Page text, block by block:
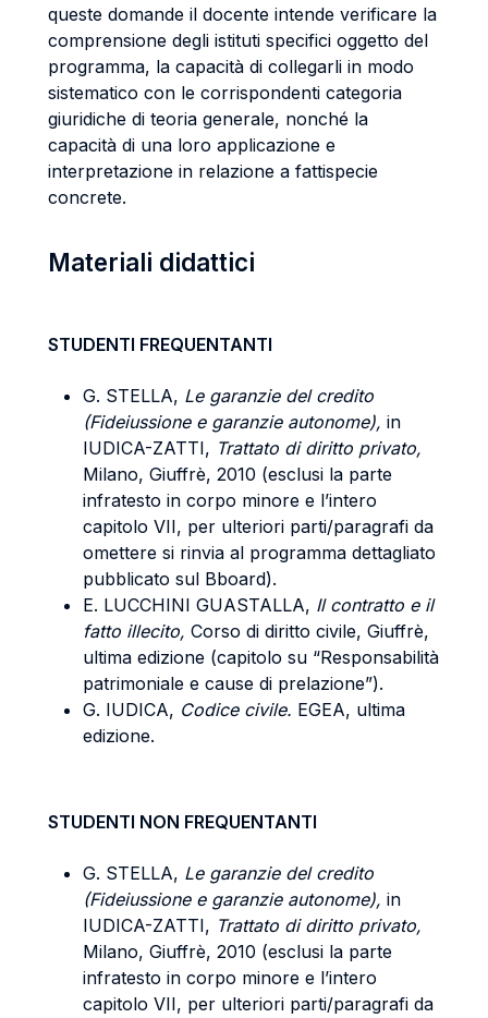
queste domande il docente intende verificare la
comprensione degli istituti specifici oggetto del
programma, la capacità di collegarli in modo
sistematico con le corrispondenti categoria
giuridiche di teoria generale, nonché la
capacità di una loro applicazione e
interpretazione in relazione a fattispecie
concrete.
Materiali didattici
STUDENTI FREQUENTANTI
G. STELLA, Le garanzie del credito
(Fideiussione e garanzie autonome), in
IUDICA-ZATTI, Trattato di diritto privato,
Milano, Giuffrè, 2010 (esclusi la parte
infratesto in corpo minore e l’intero
capitolo VII, per ulteriori parti/paragrafi da
omettere si rinvia al programma dettagliato
pubblicato sul Bboard).
E. LUCCHINI GUASTALLA, Il contratto e il
fatto illecito, Corso di diritto civile, Giuffrè,
ultima edizione (capitolo su “Responsabilità
patrimoniale e cause di prelazione”).
G. IUDICA, Codice civile. EGEA, ultima
edizione.
STUDENTI NON FREQUENTANTI
G. STELLA, Le garanzie del credito
(Fideiussione e garanzie autonome), in
IUDICA-ZATTI, Trattato di diritto privato,
Milano, Giuffrè, 2010 (esclusi la parte
infratesto in corpo minore e l’intero
capitolo VII, per ulteriori parti/paragrafi da